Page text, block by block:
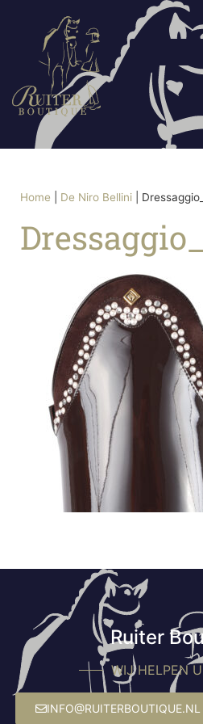
Home De Niro Bellini
Ruiter
WIJ HELPEN
INFO@RUITERBOUTIQUE.NL